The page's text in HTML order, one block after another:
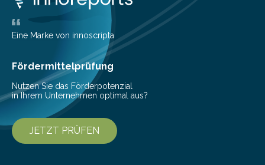
auf einer speziellen faltbaren Arbeitsoberfläche ein
computererzeugtes, für alle Teilnehmer aus der jeweils
individuellen Perspektive sichtbares 3D-Hologramm
betrachten. In diesem Wintersemester erhalten
interessierte Studierende bei zwei Terminen…
Eine Marke von innoscripta
Fördermittelprüfung
Nutzen Sie das Förderpotenzial
in Ihrem Unternehmen optimal aus?
JETZT PRÜFEN